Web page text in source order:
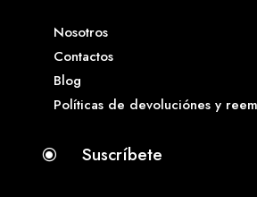
Nosotros
Contactos
Blog
Políticas de devoluciónes y
\ Suscríbete